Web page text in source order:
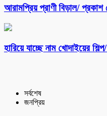
আরামপ্রিয় প্রাণী বিড়াল/ প্রকাশ
হারিয়ে যাচ্ছে নাম খোদাইয়ের
সর্বশেষ
জনপ্রিয়